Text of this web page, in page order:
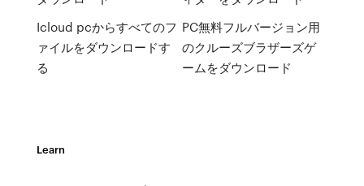
Icloud pcからすべてのフ
ァイルをダウンロードす
る
PC無料フルバージョン用
のクルーズブラザーズゲ
ームをダウンロード
Learn